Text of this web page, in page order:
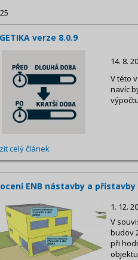
verze 8.0.9
14. 8.
V této
navíc
celý článek
ENB nástavby a přístavby
1. 12.
V
budov
při